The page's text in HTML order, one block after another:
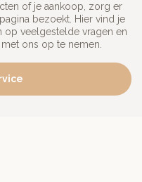
of je aankoop, zorg er
bezoekt. Hier vind je
op veelgestelde vragen en
ons op te nemen.